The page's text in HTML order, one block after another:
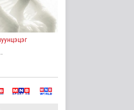
иргэд
бодлогы..
39 минутын өмнө
хүрэх